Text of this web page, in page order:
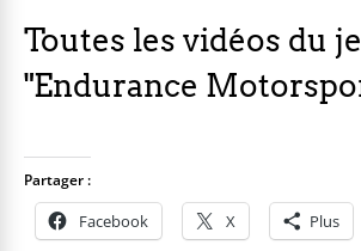
Toutes les vidéos du
"Endurance
Partager :
Facebook X Plus